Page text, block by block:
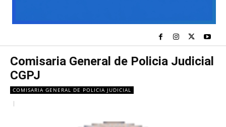
Comisaria General de Policia Judicial
CGPJ
COMISARIA GENERAL DE POLICIA JUDICIAL